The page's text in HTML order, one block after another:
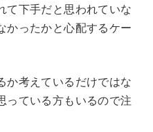
て下手だと思われていな
かったかと心配するケー
か考えているだけではな
っている方もいるので注